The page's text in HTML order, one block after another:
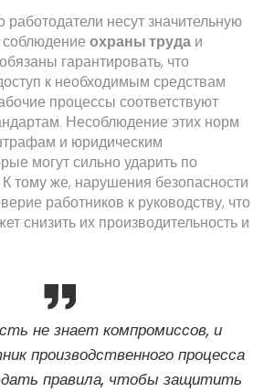
работодатели несут значительную
соблюдение охраны труда и
гарантировать, что
к необходимым средствам
процессы соответствуют
Несоблюдение этих норм
и юридическим
могут сильно ударить по
тому же, нарушения безопасности
работников к руководству, что
снизить их производительность и
не знает компромиссов, и
производственного процесса
правила, чтобы защитить